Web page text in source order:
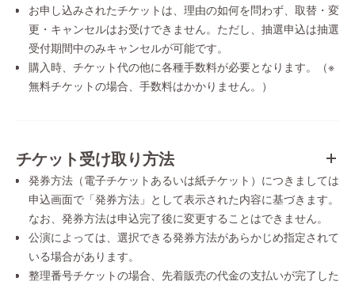
お申し込みされたチケットは、理由の如何を問わず、取替・変
更・キャンセルはお受けできません。ただし、抽選申込は抽選
受付期間中のみキャンセルが可能です。
購入時、チケット代の他に各種手数料が必要となります。（※
無料チケットの場合、手数料はかかりません。）
チケット受け取り方法
発券方法（電子チケットあるいは紙チケット）につきましては
申込画面で「発券方法」として表示された内容に基づきます。
なお、発券方法は申込完了後に変更することはできません。
公演によっては、選択できる発券方法があらかじめ指定されて
いる場合があります。
整理番号チケットの場合、先着販売の代金の支払いが完了した